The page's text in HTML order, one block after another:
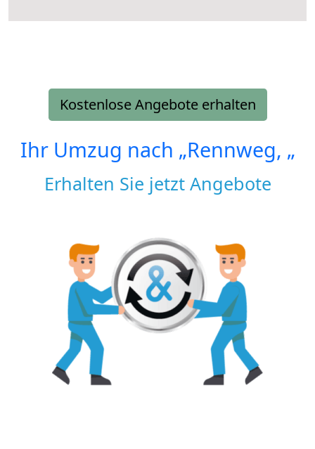
Kostenlose Angebote erhalten
Ihr Umzug nach „Rennweg, „
Erhalten Sie jetzt Angebote